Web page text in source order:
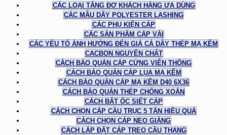
CÁC LOẠI TĂNG ĐƠ KHÁCH HÀNG ƯA DÙNG
CÁC MẪU DÂY POLYESTER LASHING
CÁC PHỤ KIỆN CÁP
CÁC SẢN PHẨM CÁP VẢI
CÁC YẾU TỐ ẢNH HƯỞNG ĐẾN GIÁ CẢ DÂY THÉP MẠ KẼM
CACBON NGUYÊN CHẤT
CÁCH BẢO QUẢN CÁP CỨNG VIỄN THÔNG
CÁCH BẢO QUẢN CÁP LỤA MẠ KẼM
CÁCH BẢO QUẢN CÁP MẠ KẼM D40 6X36
CÁCH BẢO QUẢN THÉP CHỐNG XOẮN
CÁCH BẮT ỐC SIẾT CÁP
CÁCH CHỌN CÁP CẦU TRỤC 5 TẤN HIỆU QUẢ
CÁCH CHỌN CÁP NEO GIẰNG
CÁCH LẮP ĐẶT CÁP TREO CẦU THANG